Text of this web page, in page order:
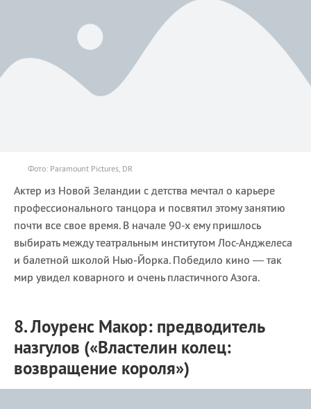
Фото: Paramount Pictures, DR
Актер из Новой Зеландии с детства мечтал о карьере
профессионального танцора и посвятил этому занятию
почти все свое время. В начале 90-х ему пришлось
выбирать между театральным институтом Лос-Анджелеса
и балетной школой Нью-Йорка. Победило кино — так
мир увидел коварного и очень пластичного Азога.
8. Лоуренс Макор: предводитель
назгулов («Властелин колец:
возвращение короля»)